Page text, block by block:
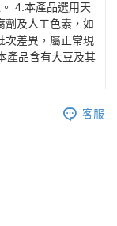
4.本產品選用天
劑及人工色素，如
次差異，屬正常現
產品含有大豆及其
客服